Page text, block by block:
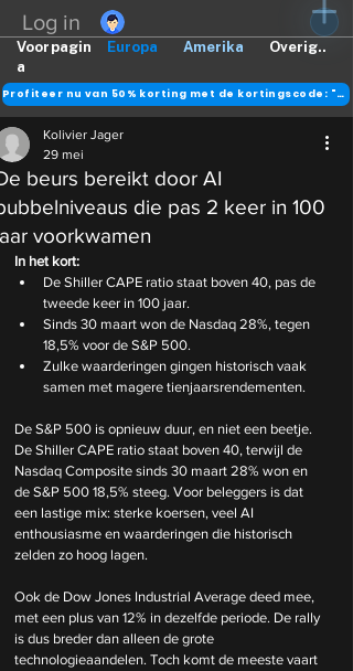
Log in
Europa Amerika Overig..
Voorpagin
a
Profiteer nu van 50% korting met de kortingscode: "DANK"
beurs bereikt door AI
die pas 2 keer in 100
voorkwamen
Kolivier Jager
29 mei
In het kort:
De Shiller CAPE ratio staat boven 40, pas de
tweede keer in 100 jaar.
Sinds 30 maart won de Nasdaq 28%, tegen
18,5% voor de S&P 500.
Zulke waarderingen gingen historisch vaak
samen met magere tienjaarsrendementen.
De S&P 500 is opnieuw duur, en niet een beetje.
De Shiller CAPE ratio staat boven 40, terwijl de
Nasdaq Composite sinds 30 maart 28% won en
de S&P 500 18,5% steeg. Voor beleggers is dat
een lastige mix: sterke koersen, veel AI
enthousiasme en waarderingen die historisch
zelden zo hoog lagen.
Ook de Dow Jones Industrial Average deed mee,
met een plus van 12% in dezelfde periode. De rally
is dus breder dan alleen de grote
technologieaandelen. Toch komt de meeste vaart